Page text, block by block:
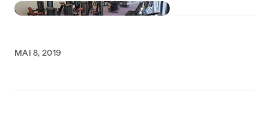
MAI 8, 2019